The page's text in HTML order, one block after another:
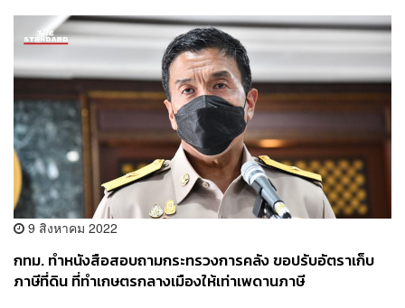
9 สิงหาคม 2022
กทม. ทำหนังสือสอบถามกระทรวงการคลัง ขอปรับอัตราเก็บ
ภาษีที่ดิน ที่ทำเกษตรกลางเมืองให้เท่าเพดานภาษี